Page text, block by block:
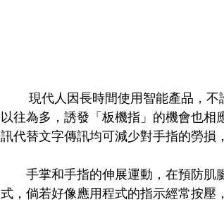
以往為多，誘發「板機指」的機會也
訊代替文字傳訊均可減少對手指的勞損
手掌和手指的伸展運動，在預防肌
式，倘若好像應用程式的指示經常按